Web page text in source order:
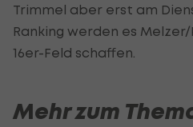
Trimmel aber erst am
Ranking werden es
16er-Feld schaffen.
Mehr zum